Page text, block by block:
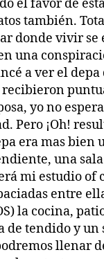
el favor de
también.
donde vivir se
una
a ver el
yo no
Pero ¡Oh!
era mas bien
una
mi estudio of
entre
la cocina,
de tendido y un
llenar